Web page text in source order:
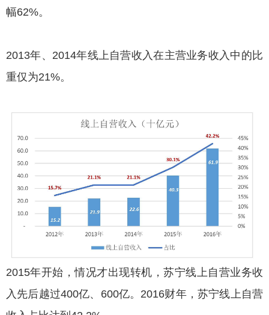
幅62%。
2013年、2014年线上自营收入在主营业务收入中的比
重仅为21%。
2015年开始，情况才出现转机，苏宁线上自营业务收
入先后越过400亿、600亿。2016财年，苏宁线上自营